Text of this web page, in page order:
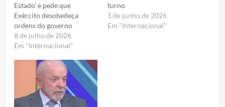
Estado’ e pede que
Exército desobedeça
ordens do governo
8 de julho de 2026
Em "Internacional"
turno
1 de junho de 2026
Em "Internacional"